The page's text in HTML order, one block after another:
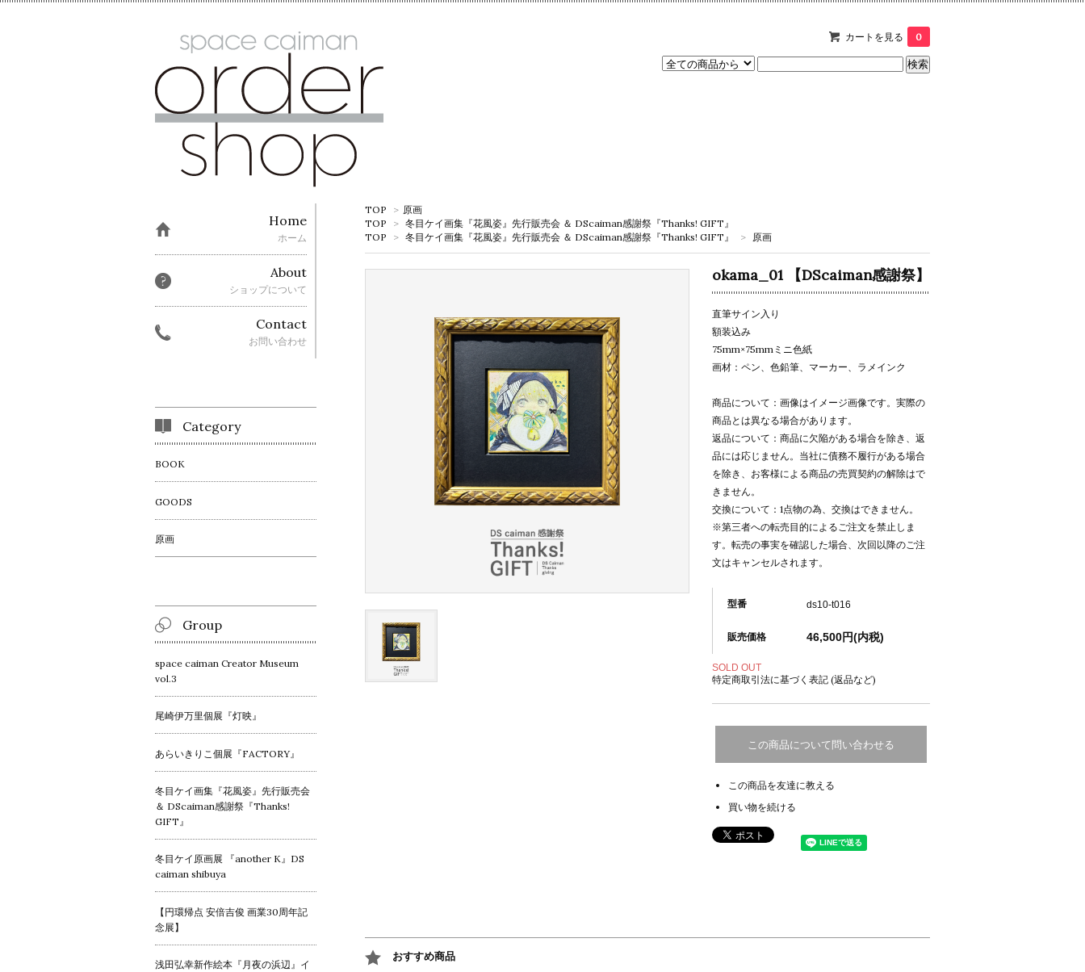
カートを見る 0
TOP > 原画
TOP
> 冬目ケイ画集『花風姿』先行販売会 ＆ DScaiman感謝祭『Thanks! GIFT』
TOP
> 冬目ケイ画集『花風姿』先行販売会 ＆ DScaiman感謝祭『Thanks! GIFT』 > 原画
okama_01 【DScaiman感謝祭】
直筆サイン入り
額装込み
75mm×75mmミニ色紙
画材：ペン、色鉛筆、マーカー、ラメインク
商品について：画像はイメージ画像です。実際の
商品とは異なる場合があります。
返品について：商品に欠陥がある場合を除き、返
品には応じません。当社に債務不履行がある場合
を除き、お客様による商品の売買契約の解除はで
きません。
交換について：1点物の為、交換はできません。
※第三者への転売目的によるご注文を禁止しま
す。転売の事実を確認した場合、次回以降のご注
文はキャンセルされます。
型番 ds10-t016
販売価格 46,500円(内税)
SOLD OUT
特定商取引法に基づく表記 (返品など)
この商品について問い合わせる
この商品を友達に教える
買い物を続ける
おすすめ商品
Home
ホーム
About
ショップについて
Contact
お問い合わせ
Category
BOOK
GOODS
原画
Group
space caiman Creator Museum
vol.3
尾崎伊万里個展『灯映』
あらいきりこ個展『FACTORY』
冬目ケイ画集『花風姿』先行販売会
＆ DScaiman感謝祭『Thanks!
GIFT』
冬目ケイ原画展 『another K』DS
caiman shibuya
【円環帰点 安倍吉俊 画業30周年記
念展】
浅田弘幸新作絵本『月夜の浜辺』イ